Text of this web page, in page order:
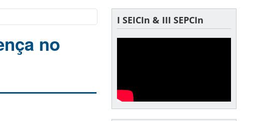
no
I SEICIn & III SEPCIn